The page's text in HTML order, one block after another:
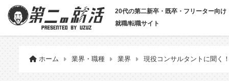
20代の第二新卒・既卒・フリーター向け
就職/転職サイト
ホーム 業界・職種 業界 現役コンサルタントに聞く